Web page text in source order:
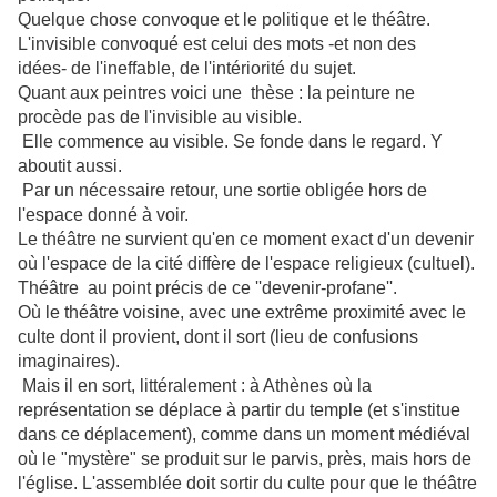
Quelque chose convoque et le politique et le théâtre.
L'invisible convoqué est celui des mots -et non des
idées- de l'ineffable, de l'intériorité du sujet.
Quant aux peintres voici une thèse : la peinture ne
procède pas de l'invisible au visible.
Elle commence au visible. Se fonde dans le regard. Y
aboutit aussi.
Par un nécessaire retour, une sortie obligée hors de
l'espace donné à voir.
Le théâtre ne survient qu'en ce moment exact d'un devenir
où l'espace de la cité diffère de l'espace religieux (cultuel).
Théâtre au point précis de ce ''devenir-profane''.
Où le théâtre voisine, avec une extrême proximité avec le
culte dont il provient, dont il sort (lieu de confusions
imaginaires).
Mais il en sort, littéralement : à Athènes où la
représentation se déplace à partir du temple (et s'institue
dans ce déplacement), comme dans un moment médiéval
où le "mystère" se produit sur le parvis, près, mais hors de
l'église. L'assemblée doit sortir du culte pour que le théâtre